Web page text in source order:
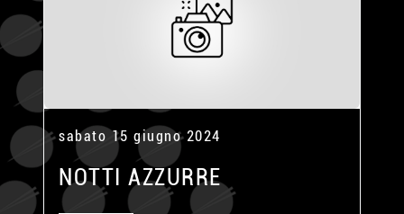
sabato 15 giugno 2024
NOTTI AZZURRE